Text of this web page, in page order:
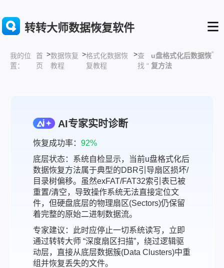
转转大师数据恢复软件
我的位
置：
首
页
>数据恢复
教程
>格式化数据恢
复教程
>查
找 “
u盘格式化后数据恢
复方法
”
AI专家实时诊断
恢复成功率： 92%
底层状态：系统自检显示，当前u盘格式化后
数据恢复方法属于典型的DBR引导扇区损坏/
目录树偏移。虽然exFAT/FAT32索引表已被
重置/清空，导致操作系统无法直接定位文
件，但硬盘底层的物理扇区(Sectors)仍保留
着完整的原始二进制数据流。
专家建议：此时应停止一切系统读写，立即
通过转转大师 “深度扇区扫描”，绕过逻辑驱
动层，直接从底层数据簇(Data Clusters)中重
组并恢复丢失的文件。